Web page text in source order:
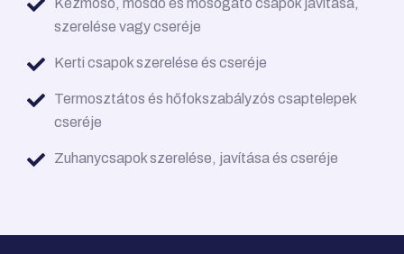
Kézmosó, mosdó és mosogató csapok javítása,
szerelése vagy cseréje
Kerti csapok szerelése és cseréje
Termosztátos és hőfokszabályzós csaptelepek
cseréje
Zuhanycsapok szerelése, javítása és cseréje